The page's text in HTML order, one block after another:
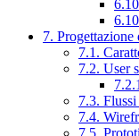
7. Progettazione
7.1.
7.2. User
7.3.
7.4.
7.5.